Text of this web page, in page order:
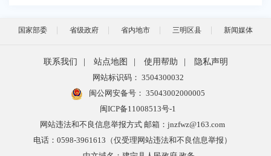
国家部委 省级政府 省内地市 三明区县 新闻媒体
联系我们 | 站点地图 | 使用帮助 |
隐私声明
网站标识码： 3504300032
闽公网安备号： 35043002000005
闽ICP备11008513号-1
网站违法和不良信息举报方式 邮箱：jnzfwz@163.com
电话：0598-3961613（仅受理网站违法和不良信息举报）